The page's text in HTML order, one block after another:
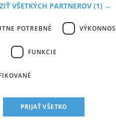
Začiatok alergií je
správy Úradu verejného
v ovzduší veľmi
VŠETKÝCH PARTNEROV(1) →
POTREBNÉ
FUNKCIE
PRIJAŤ VŠETKO